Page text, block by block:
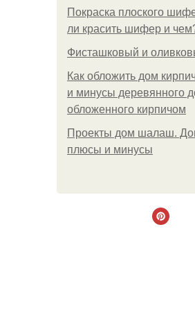
Покраска плоского
ли красить шифер и
Фисташковый и
Как обложить дом
и минусы деревянного
обложенного кирпичом
Проекты дом шалаш.
плюсы и минусы